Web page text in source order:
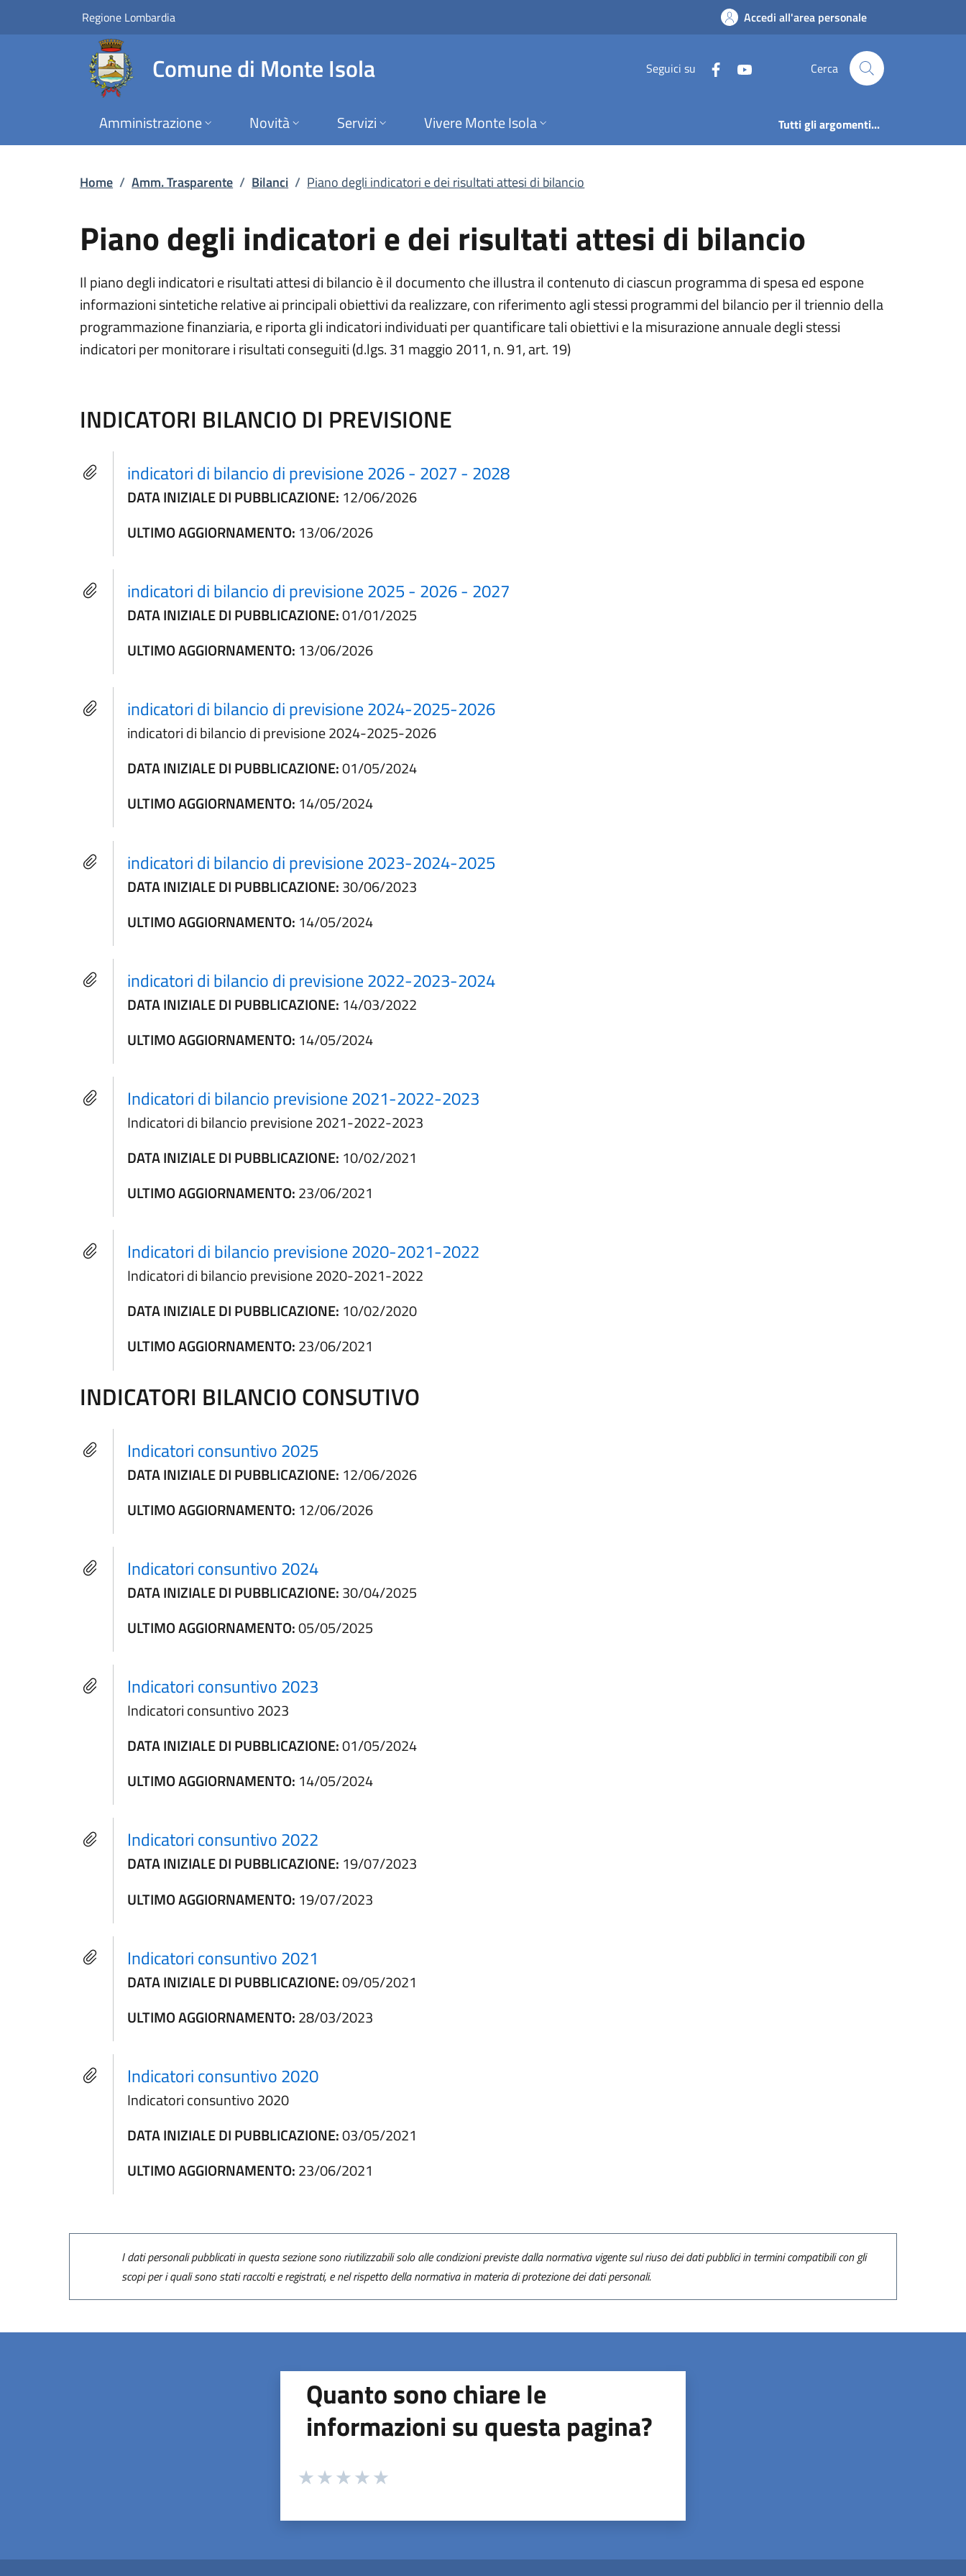
Vai al contenuto principale
Piano degli indicatori e dei risultati attesi di bilancio |
Regione Lombardia Accedi all'area personale
Comune di Monte Isola Seguici su Cerca
Amministrazione Novità Servizi Vivere Monte Isola Tutti gli argomenti...
Home / Amm. Trasparente / Bilanci / Piano degli indicatori e dei risultati attesi di bilancio
Piano degli indicatori e dei risultati attesi di bilancio
Il piano degli indicatori e risultati attesi di bilancio è il documento che illustra il contenuto di ciascun programma di spesa ed espone
informazioni sintetiche relative ai principali obiettivi da realizzare, con riferimento agli stessi programmi del bilancio per il triennio della
programmazione finanziaria, e riporta gli indicatori individuati per quantificare tali obiettivi e la misurazione annuale degli stessi
indicatori per monitorare i risultati conseguiti (d.lgs. 31 maggio 2011, n. 91, art. 19)
INDICATORI BILANCIO DI PREVISIONE
indicatori di bilancio di previsione 2026 - 2027 - 2028
DATA INIZIALE DI PUBBLICAZIONE: 12/06/2026
ULTIMO AGGIORNAMENTO: 13/06/2026
indicatori di bilancio di previsione 2025 - 2026 - 2027
DATA INIZIALE DI PUBBLICAZIONE:01/01/2025
ULTIMO AGGIORNAMENTO: 13/06/2026
indicatori di bilancio di previsione 2024-2025-2026
indicatori di bilancio di previsione 2024-2025-2026
DATA INIZIALE DI PUBBLICAZIONE:01/05/2024
ULTIMO AGGIORNAMENTO: 14/05/2024
indicatori di bilancio di previsione 2023-2024-2025
DATA INIZIALE DI PUBBLICAZIONE:30/06/2023
ULTIMO AGGIORNAMENTO: 14/05/2024
indicatori di bilancio di previsione 2022-2023-2024
DATA INIZIALE DI PUBBLICAZIONE: 14/03/2022
ULTIMO AGGIORNAMENTO: 14/05/2024
Indicatori di bilancio previsione 2021-2022-2023
Indicatori di bilancio previsione 2021-2022-2023
DATA INIZIALE DI PUBBLICAZIONE: 10/02/2021
ULTIMO AGGIORNAMENTO:23/06/2021
Indicatori di bilancio previsione 2020-2021-2022
Indicatori di bilancio previsione 2020-2021-2022
DATA INIZIALE DI PUBBLICAZIONE: 10/02/2020
ULTIMO AGGIORNAMENTO:23/06/2021
INDICATORI BILANCIO CONSUTIVO
Indicatori consuntivo 2025
DATA INIZIALE DI PUBBLICAZIONE: 12/06/2026
ULTIMO AGGIORNAMENTO: 12/06/2026
Indicatori consuntivo 2024
DATA INIZIALE DI PUBBLICAZIONE:30/04/2025
ULTIMO AGGIORNAMENTO:05/05/2025
Indicatori consuntivo 2023
Indicatori consuntivo 2023
DATA INIZIALE DI PUBBLICAZIONE:01/05/2024
ULTIMO AGGIORNAMENTO: 14/05/2024
Indicatori consuntivo 2022
DATA INIZIALE DI PUBBLICAZIONE: 19/07/2023
ULTIMO AGGIORNAMENTO: 19/07/2023
Indicatori consuntivo 2021
DATA INIZIALE DI PUBBLICAZIONE:09/05/2021
ULTIMO AGGIORNAMENTO:28/03/2023
Indicatori consuntivo 2020
Indicatori consuntivo 2020
DATA INIZIALE DI PUBBLICAZIONE:03/05/2021
ULTIMO AGGIORNAMENTO:23/06/2021
I dati personali pubblicati in questa sezione sono riutilizzabili solo alle condizioni previste dalla normativa vigente sul riuso dei dati pubblici in termini compatibili con gli
scopi per i quali sono stati raccolti e registrati, e nel rispetto della normativa in materia di protezione dei dati personali.
Quanto sono chiare le
informazioni su questa pagina?
Valuta da 1 a 5 stelle la pagina